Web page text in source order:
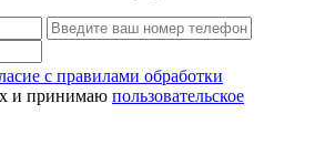
с правилами обработки
и принимаю пользовательское